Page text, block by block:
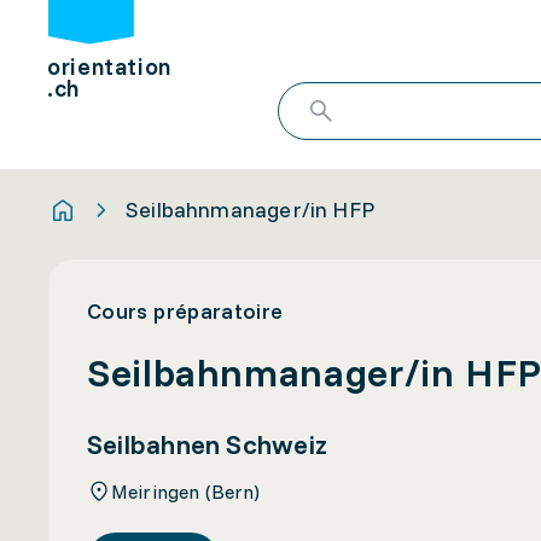
orientation
.ch
Seilbahnmanager/in HFP
Cours préparatoire
Seilbahnmanager/in
Seilbahnen Schweiz
Meiringen (Bern)